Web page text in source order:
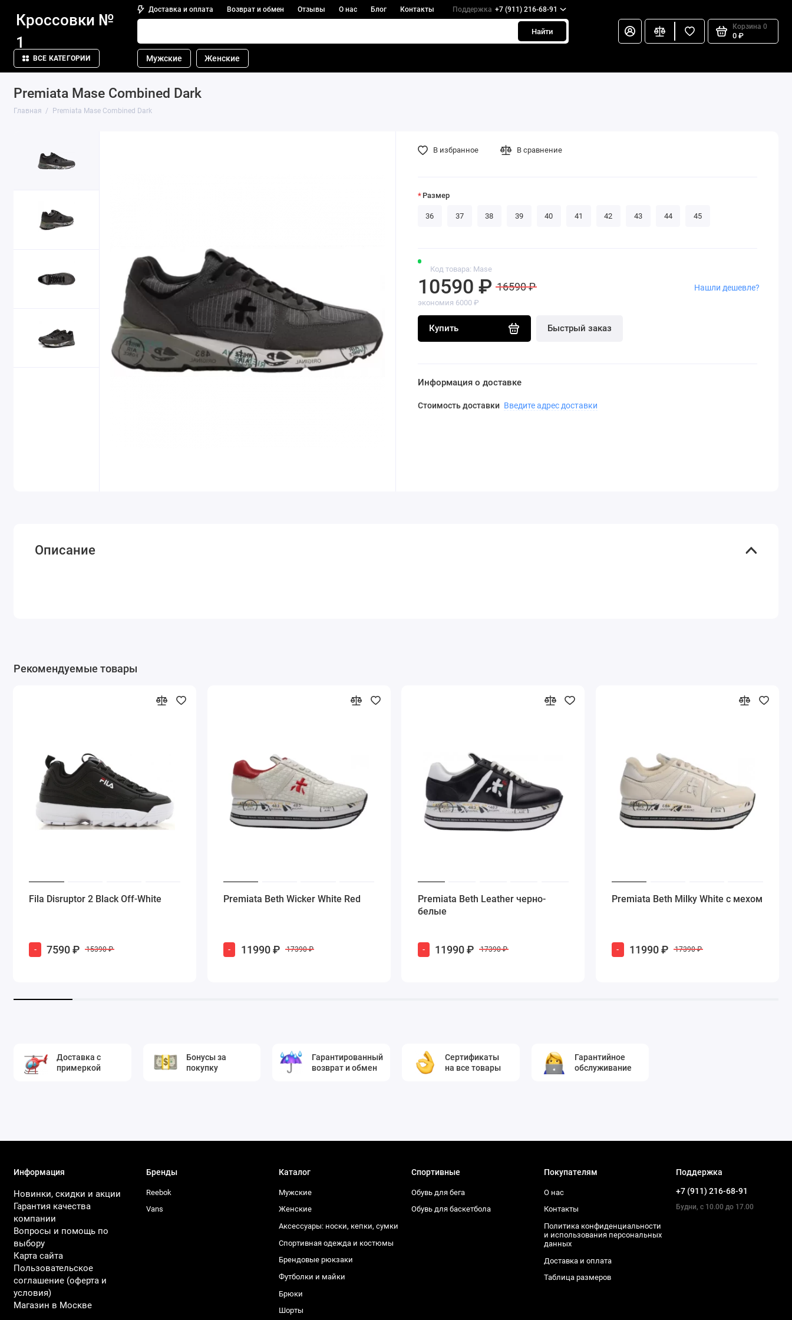
Доставка и оплата Возврат и обмен Отзывы О нас Блог Контакты Поддержка +7 (911) 216-68-91
Кроссовки №
1
Найти
Корзина 0
0 ₽
ВСЕ КАТЕГОРИИ Мужские Женские
Premiata Mase Combined Dark
Главная Premiata Mase Combined Dark
Код товара: Mase
10590 ₽ 16590 ₽
экономия 6000 ₽
Купить Быстрый заказ
Нашли дешевле?
В избранное В сравнение
Размер
36 37 38 39 40 41 42 43 44 45
Информация о доставке
Стоимость доставки Введите адрес доставки
Описание
Рекомендуемые товары
Fila Disruptor 2 Black Off-White
- 7590 ₽ 15390 ₽
Premiata Beth Wicker White Red
- 11990 ₽ 17390 ₽
Premiata Beth Leather черно-
белые
- 11990 ₽ 17390 ₽
Premiata Beth Milky White с мехом
- 11990 ₽ 17390 ₽
Доставка с
примеркой
Бонусы за
покупку
Гарантированный
возврат и обмен
Сертификаты
на все товары
Гарантийное
обслуживание
Информация
Новинки, скидки и акции
Гарантия качества
компании
Вопросы и помощь по
выбору
Карта сайта
Пользовательское
соглашение (оферта и
условия)
Магазин в Москве
Бренды
Reebok
Vans
Каталог
Мужские
Женские
Аксессуары: носки, кепки, сумки
Спортивная одежда и костюмы
Брендовые рюкзаки
Футболки и майки
Брюки
Шорты
Спортивные
Обувь для бега
Обувь для баскетбола
Покупателям
О нас
Контакты
Политика конфиденциальности
и использования персональных
данных
Доставка и оплата
Таблица размеров
Поддержка
+7 (911) 216-68-91
Будни, с 10.00 до 17.00